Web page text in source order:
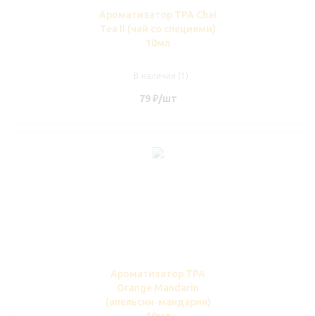
Ароматизатор TPA Chai
Tea II (чай со специями)
10мл
79₽/шт
Ароматизатор TPA
Orange Mandarin
(апельсин-мандарин)